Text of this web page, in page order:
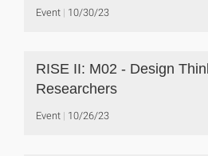
Event 10/30/23
RISE II: M02 - Design
Researchers
Event 10/26/23